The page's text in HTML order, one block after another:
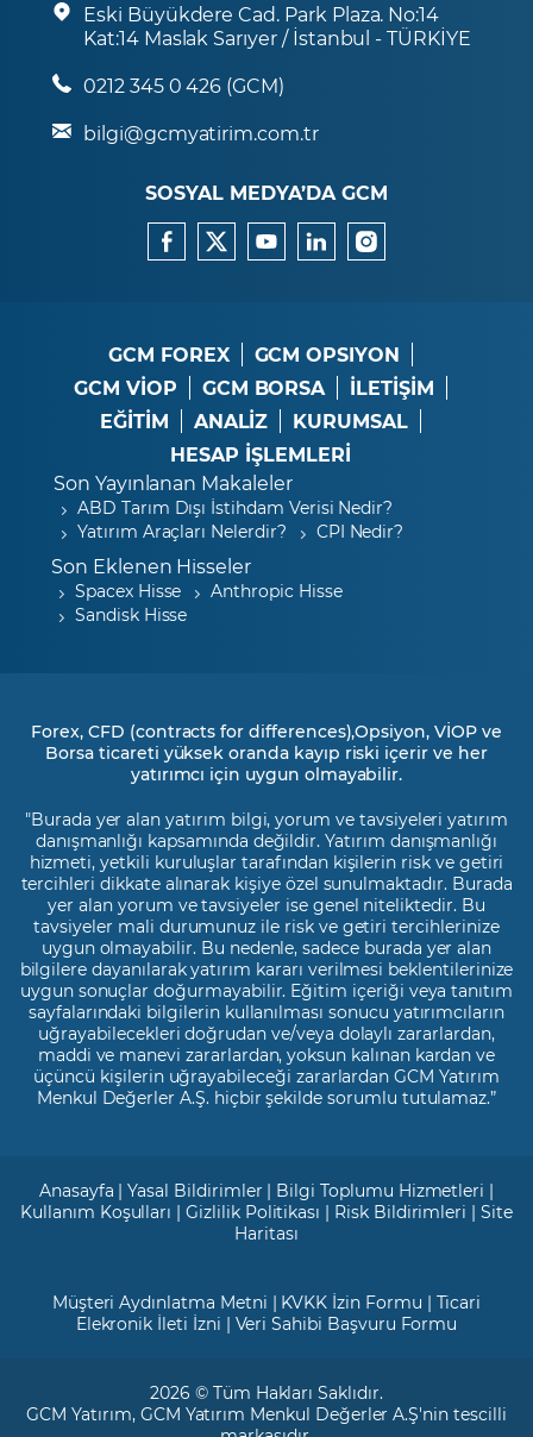
Eski Büyükdere Cad. Park Plaza. No:14
Kat:14 Maslak Sarıyer / İstanbul - TÜRKİYE
0212 345 0 426 (GCM)
bilgi@gcmyatirim.com.tr
SOSYAL MEDYA’DA GCM
GCM FOREX
GCM OPSIYON
GCM VİOP
GCM BORSA
İLETİŞİM
EĞİTİM
ANALİZ
KURUMSAL
HESAP İŞLEMLERİ
Son Yayınlanan Makaleler
ABD Tarım Dışı İstihdam Verisi Nedir?
Yatırım Araçları Nelerdir?
CPI Nedir?
Son Eklenen Hisseler
Spacex Hisse
Anthropic Hisse
Sandisk Hisse
Forex, CFD (contracts for differences),Opsiyon, VİOP ve
Borsa ticareti yüksek oranda kayıp riski içerir ve her
yatırımcı için uygun olmayabilir.
"Burada yer alan yatırım bilgi, yorum ve tavsiyeleri yatırım
danışmanlığı kapsamında değildir. Yatırım danışmanlığı
hizmeti, yetkili kuruluşlar tarafından kişilerin risk ve getiri
tercihleri dikkate alınarak kişiye özel sunulmaktadır. Burada
yer alan yorum ve tavsiyeler ise genel niteliktedir. Bu
tavsiyeler mali durumunuz ile risk ve getiri tercihlerinize
uygun olmayabilir. Bu nedenle, sadece burada yer alan
bilgilere dayanılarak yatırım kararı verilmesi beklentilerinize
uygun sonuçlar doğurmayabilir. Eğitim içeriği veya tanıtım
sayfalarındaki bilgilerin kullanılması sonucu yatırımcıların
uğrayabilecekleri doğrudan ve/veya dolaylı zararlardan,
maddi ve manevi zararlardan, yoksun kalınan kardan ve
üçüncü kişilerin uğrayabileceği zararlardan GCM Yatırım
Menkul Değerler A.Ş. hiçbir şekilde sorumlu tutulamaz.”
Anasayfa |Yasal Bildirimler | Bilgi Toplumu Hizmetleri |
Kullanım Koşulları |Gizlilik Politikası | Risk Bildirimleri |Site
Haritası
Müşteri Aydınlatma Metni | KVKK İzin Formu | Ticari
Elekronik İleti İzni | Veri Sahibi Başvuru Formu
2026 © Tüm Hakları Saklıdır.
GCM Yatırım, GCM Yatırım Menkul Değerler A.Ş'nin tescilli